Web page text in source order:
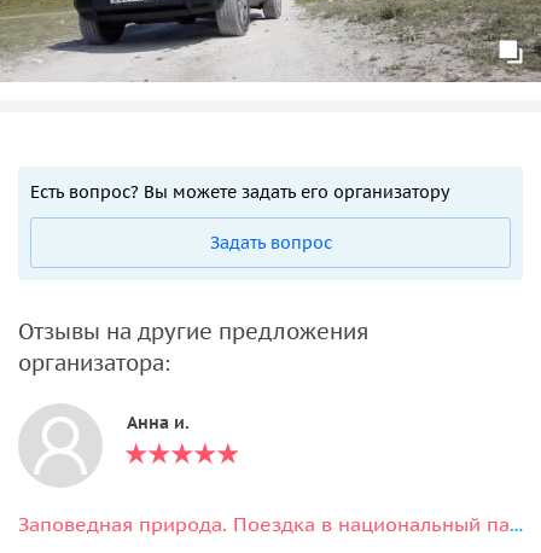
Есть вопрос? Вы можете задать его организатору
Задать вопрос
Отзывы на другие предложения
организатора:
Анна и.
Заповедная природа. Поездка в национальный парк «Крымский»